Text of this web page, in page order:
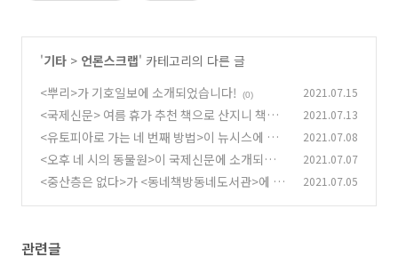
'기타 > 언론스크랩' 카테고리의 다른 글
<뿌리>가 기호일보에 소개되었습니다!
(0) 2021.07.15
<국제신문> 여름 휴가 추천 책으로 산지니 책이
소개되었습니다!
(0)
2021.07.13
<유토피아로 가는 네 번째 방법>이 뉴시스에 소
개되었습니다!
(0)
2021.07.08
<오후 네 시의 동물원>이 국제신문에 소개되었습
니다! (0)
2021.07.07
<중산층은 없다>가 <동네책방동네도서관>에 소
2021.07.05
관련글